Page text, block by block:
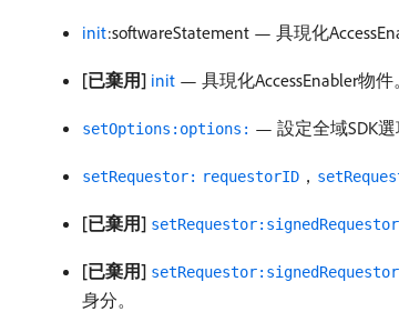
init:softwareStatement — 具現化
[已棄用] init — 具現化AccessEnabler物件。
setOptions:options: — 設定全域SDK選
setRequestor: requestorID ，
[已棄用]
[已棄用]
身分。